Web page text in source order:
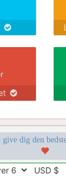
dig den